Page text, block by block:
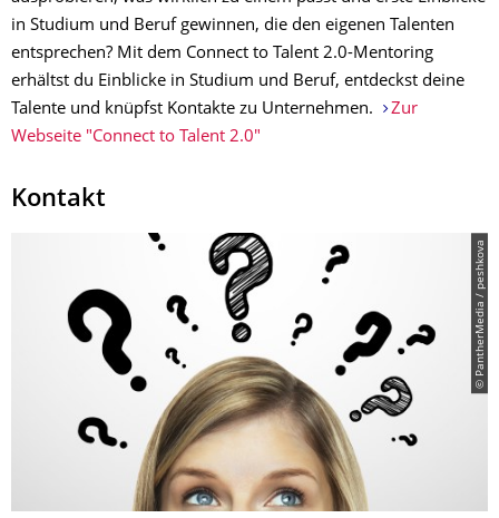
in Studium und Beruf gewinnen, die den eigenen Talenten
entsprechen? Mit dem Connect to Talent 2.0-Mentoring
erhältst du Einblicke in Studium und Beruf, entdeckst deine
Talente und knüpfst Kontakte zu Unternehmen.
Zur
Webseite "Connect to Talent 2.0"
Kontakt
© PantherMedia / peshkova